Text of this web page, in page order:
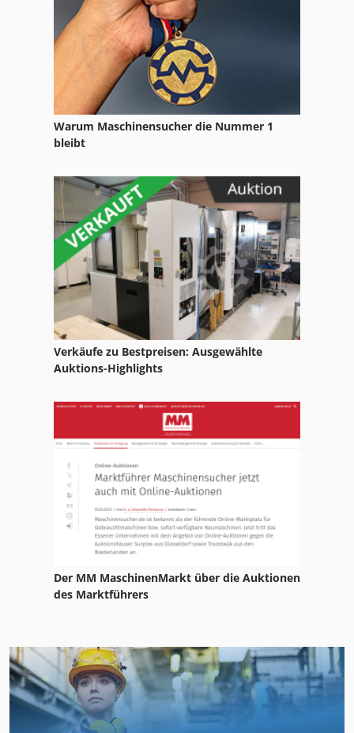
Warum Maschinensucher die Nummer 1
bleibt
Verkäufe zu Bestpreisen: Ausgewählte
Auktions-Highlights
Der MM MaschinenMarkt über die Auktionen
des Marktführers